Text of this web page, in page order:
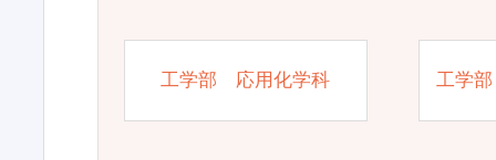
工学部 応用化学科 工学